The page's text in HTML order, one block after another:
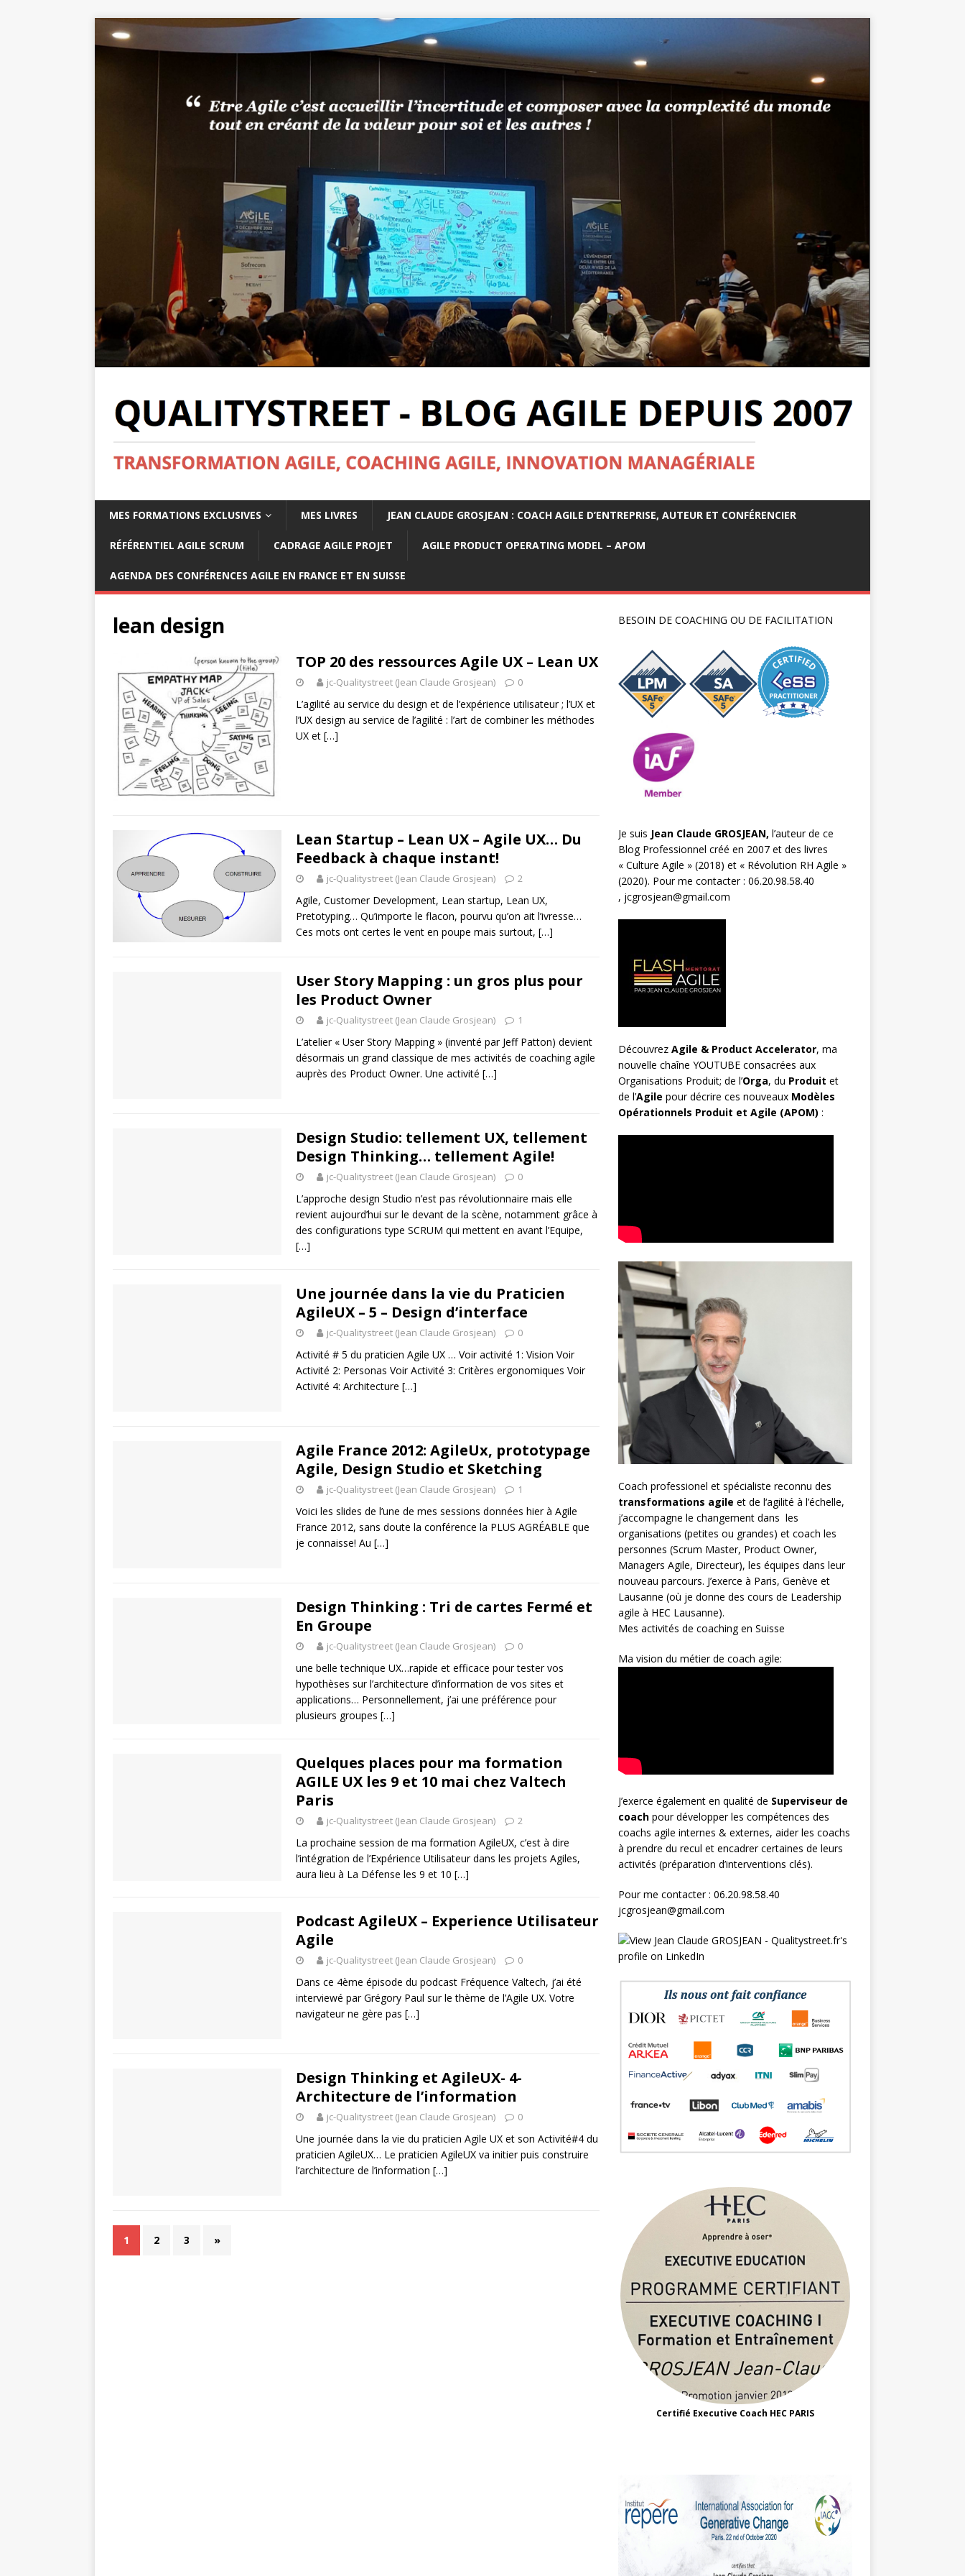
MES FORMATIONS EXCLUSIVES MES LIVRES JEAN CLAUDE GROSJEAN : COACH AGILE D’ENTREPRISE, AUTEUR ET CONFÉRENCIER
RÉFÉRENTIEL AGILE SCRUM CADRAGE AGILE PROJET AGILE PRODUCT OPERATING MODEL – APOM
AGENDA DES CONFÉRENCES AGILE EN FRANCE ET EN SUISSE
lean design
TOP 20 des ressources Agile UX – Lean UX
jc-Qualitystreet (Jean Claude Grosjean) 0
L’agilité au service du design et de l’expérience utilisateur ; l’UX et
l’UX design au service de l’agilité : l’art de combiner les méthodes
UX et […]
Lean Startup – Lean UX – Agile UX… Du
Feedback à chaque instant!
jc-Qualitystreet (Jean Claude Grosjean) 2
Agile, Customer Development, Lean startup, Lean UX,
Pretotyping… Qu’importe le flacon, pourvu qu’on ait l’ivresse…
Ces mots ont certes le vent en poupe mais surtout, […]
User Story Mapping : un gros plus pour
les Product Owner
jc-Qualitystreet (Jean Claude Grosjean) 1
L’atelier « User Story Mapping » (inventé par Jeff Patton) devient
désormais un grand classique de mes activités de coaching agile
auprès des Product Owner. Une activité […]
Design Studio: tellement UX, tellement
Design Thinking… tellement Agile!
jc-Qualitystreet (Jean Claude Grosjean) 0
L’approche design Studio n’est pas révolutionnaire mais elle
revient aujourd’hui sur le devant de la scène, notamment grâce à
des configurations type SCRUM qui mettent en avant l’Equipe,
[…]
Une journée dans la vie du Praticien
AgileUX – 5 – Design d’interface
jc-Qualitystreet (Jean Claude Grosjean) 0
Activité # 5 du praticien Agile UX … Voir activité 1: Vision Voir
Activité 2: Personas Voir Activité 3: Critères ergonomiques Voir
Activité 4: Architecture […]
Agile France 2012: AgileUx, prototypage
Agile, Design Studio et Sketching
jc-Qualitystreet (Jean Claude Grosjean) 1
Voici les slides de l’une de mes sessions données hier à Agile
France 2012, sans doute la conférence la PLUS AGRÉABLE que
je connaisse! Au […]
Design Thinking : Tri de cartes Fermé et
En Groupe
jc-Qualitystreet (Jean Claude Grosjean) 0
une belle technique UX…rapide et efficace pour tester vos
hypothèses sur l’architecture d’information de vos sites et
applications… Personnellement, j’ai une préférence pour
plusieurs groupes […]
Quelques places pour ma formation
AGILE UX les 9 et 10 mai chez Valtech
Paris
jc-Qualitystreet (Jean Claude Grosjean) 2
La prochaine session de ma formation AgileUX, c’est à dire
l’intégration de l’Expérience Utilisateur dans les projets Agiles,
aura lieu à La Défense les 9 et 10 […]
Podcast AgileUX – Experience Utilisateur
Agile
jc-Qualitystreet (Jean Claude Grosjean) 0
Dans ce 4ème épisode du podcast Fréquence Valtech, j’ai été
interviewé par Grégory Paul sur le thème de l’Agile UX. Votre
navigateur ne gère pas […]
Design Thinking et AgileUX- 4-
Architecture de l’information
jc-Qualitystreet (Jean Claude Grosjean) 0
Une journée dans la vie du praticien Agile UX et son Activité#4 du
praticien AgileUX… Le praticien AgileUX va initier puis construire
l’architecture de l’information […]
1 2 3 »
BESOIN DE COACHING OU DE FACILITATION
Je suis Jean Claude GROSJEAN, l’auteur de ce
Blog Professionnel créé en 2007 et des livres
« Culture Agile » (2018) et « Révolution RH Agile »
(2020). Pour me contacter : 06.20.98.58.40
, jcgrosjean@gmail.com
Découvrez Agile & Product Accelerator, ma
nouvelle chaîne YOUTUBE consacrées aux
Organisations Produit; de l’Orga, du Produit et
de l’Agile pour décrire ces nouveaux Modèles
Opérationnels Produit et Agile (APOM) :
Coach professionel et spécialiste reconnu des
transformations agile et de l‘agilité à l’échelle,
j’accompagne le changement dans les
organisations (petites ou grandes) et coach les
personnes (Scrum Master, Product Owner,
Managers Agile, Directeur), les équipes dans leur
nouveau parcours. J’exerce à Paris, Genève et
Lausanne (où je donne des cours de Leadership
agile à HEC Lausanne).
Mes activités de coaching en Suisse
Ma vision du métier de coach agile:
J’exerce également en qualité de Superviseur de
coachpour développer les compétences des
coachs agile internes & externes, aider les coachs
à prendre du recul et encadrer certaines de leurs
activités (préparation d’interventions clés).
Pour me contacter : 06.20.98.58.40
jcgrosjean@gmail.com
Certifié Executive Coach HEC PARIS